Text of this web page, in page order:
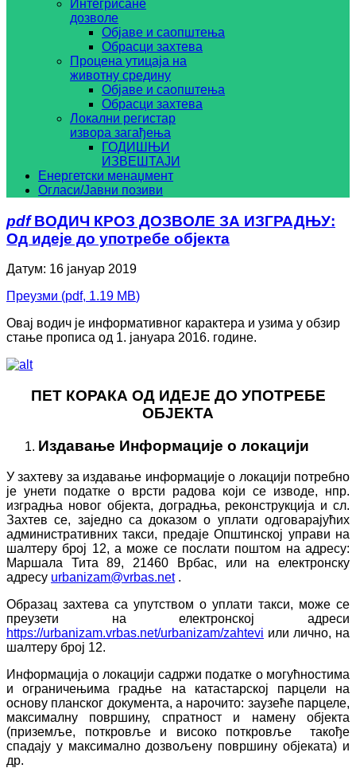
Интегрисане
дозволе
Објаве и саопштења
Обрасци захтева
Процена утицаја на
животну средину
Објаве и саопштења
Обрасци захтева
Локални регистар
извора загађења
ГОДИШЊИ
ИЗВЕШТАЈИ
Енергетски менаџмент
Огласи/Јавни позиви
pdf ВОДИЧ КРОЗ ДОЗВОЛЕ ЗА ИЗГРАДЊУ:
Од идеје до употребе објекта
Датум: 16 јануар 2019
Преузми (pdf, 1.19 MB)
Овај водич је информативног карактера и узима у обзир
стање прописа од 1. јануара 2016. године.
ПЕТ КОРАКА ОД ИДЕЈЕ ДО УПОТРЕБЕ
ОБЈЕКТА
Издавање Информације о локацији
У захтеву за издавање информације о локацији потребно
је унети податке о врсти радова који се изводе, нпр.
изградња новог објекта, доградња, реконструкција и сл.
Захтев се, заједно са доказом о уплати одговарајућих
административних такси, предаје Општинској управи на
шалтеру број 12, а може се послати поштом на адресу:
Маршала Тита 89, 21460 Врбас, или на електронску
адресу urbanizam@vrbas.net.
Образац захтева са упутством о уплати такси, може се
преузети на електронској адреси
https://urbanizam.vrbas.net/urbanizam/zahtevi или лично, на
шалтеру број 12.
Информација о локацији садржи податке о могућностима
и ограничењима градње на катастарској парцели на
основу планског документа, а нарочито: заузеће парцеле,
максималну површину, спратност и намену објекта
(приземље, поткровље и високо поткровље такође
спадају у максимално дозвољену површину објеката) и
др.